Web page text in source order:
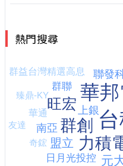
熱門搜尋